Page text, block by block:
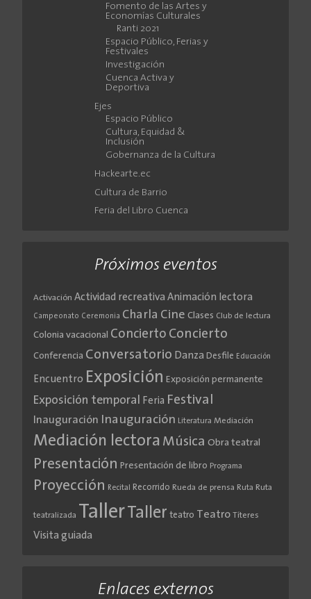
Fomento de las Artes y
Economías Culturales
Ranti 2021
Espacio Público, Ferias y
Festivales
Investigación
Cuenca Activa y
Deportiva
Ejes
Espacio Público
Cultura, Equidad &
Inclusión
Gobernanza de la Cultura
Hackearte.ec
Cultura de Barrio
Feria del Libro Cuenca
Próximos eventos
Activación Actividad recreativa Animación lectora
Campeonato Ceremonia Charla Cine Clases Club de lectura
Colonia vacacional Concierto Concierto
Conferencia Conversatorio Danza Desfile Educación
Encuentro Exposición Exposición permanente
Exposición temporal Feria Festival
Inauguración Inauguración Literatura Mediación
Mediación lectora Música Obra teatral
Presentación Presentación de libro Programa
Proyección Recital Recorrido Rueda de prensa Ruta Ruta
teatralizada TallerTaller teatro Teatro Títeres
Visita guiada
Enlaces externos